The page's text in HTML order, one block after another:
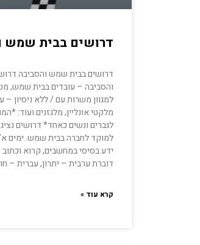
דרושים בבית שמש
דרושים בבית שמש והסביבה
והסביבה – עובדים בבית שמש,
למגוון משרות עם / ללא ניסיון –
מלקטי אונליין, מלגזנים ועוד:
לגברים ונשים כאחד* דרושים
ידע בסיסי במחשבים, קרוא וכתוב
דוברת ערבית – יתרון, עברית –
קרא עוד »